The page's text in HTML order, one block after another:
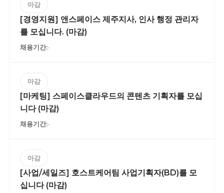
마감
[경영지원] 앤스페이스 제주지사, 인사 행정 관리자
를 모십니다. (마감)
-
마감
[마케팅] 스페이스클라우드의 콘텐츠 기획자를 모십
니다 (마감)
-
마감
[사업/세일즈] 호스트케어팀 사업기획자(BD)를 모
십니다 (마감)